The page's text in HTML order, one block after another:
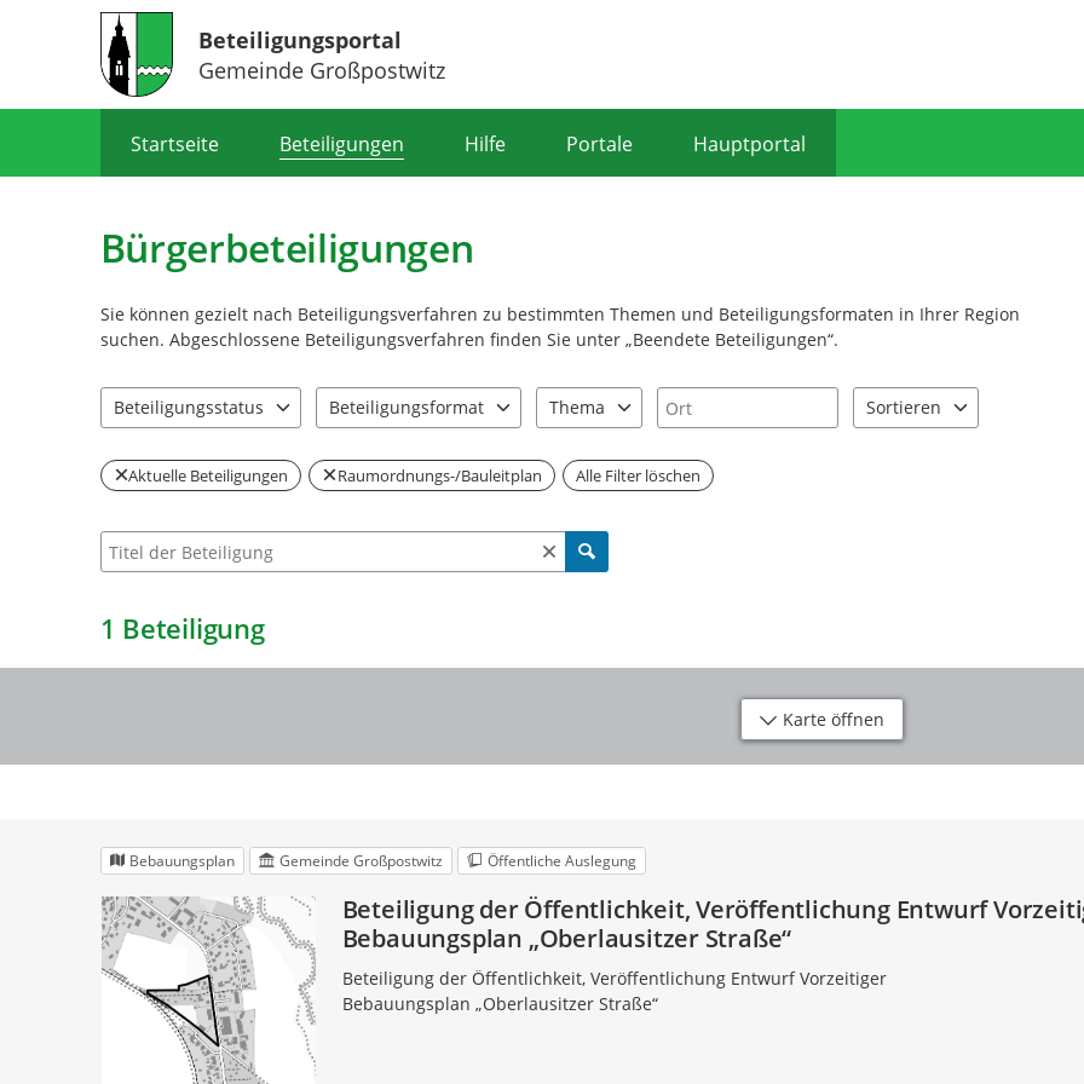
Beteiligungsportal
Gemeinde Großpostwitz
Startseite Beteiligungen Hilfe Portale Hauptportal
Bürgerbeteiligungen
Sie können gezielt nach Beteiligungsverfahren zu bestimmten Themen und Beteiligungsformaten in Ihrer Region
suchen. Abgeschlossene Beteiligungsverfahren finden Sie unter „Beendete Beteiligungen“.
Beteiligungsstatus
Beteiligungsformat
Thema
Ort
Sortieren
Aktuelle Beteiligungen Raumordnungs-/Bauleitplan Alle Filter löschen
Suche nach Beteiligung
1 Beteiligung
Karte öffnen
Bebauungsplan Gemeinde Großpostwitz Öffentliche Auslegung
Beteiligung der Öffentlichkeit, Veröffentlichung Entwurf
Bebauungsplan „Oberlausitzer Straße“
Beteiligung der Öffentlichkeit, Veröffentlichung Entwurf Vorzeitiger
Bebauungsplan „Oberlausitzer Straße“